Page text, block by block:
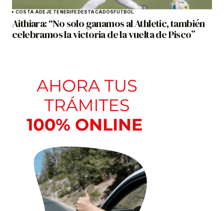
COSTA ADEJE TENERIFEDESTACADOSFÚTBOL
Aithiara: “No solo ganamos al Athletic, también
celebramos la victoria de la vuelta de Pisco”